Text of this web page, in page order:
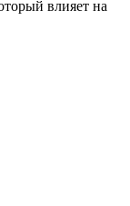
влияет на